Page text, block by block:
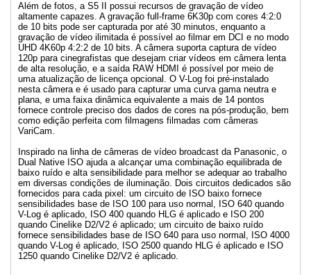
Além de fotos, a S5 II possui recursos de gravação de vídeo
altamente capazes. A gravação full-frame 6K30p com cores 4:2:0
de 10 bits pode ser capturada por até 30 minutos, enquanto a
gravação de vídeo ilimitada é possível ao filmar em DCI e no modo
UHD 4K60p 4:2:2 de 10 bits. A câmera suporta captura de vídeo
120p para cinegrafistas que desejam criar vídeos em câmera lenta
de alta resolução, e a saída RAW HDMI é possível por meio de
uma atualização de licença opcional. O V-Log foi pré-instalado
nesta câmera e é usado para capturar uma curva gama neutra e
plana, e uma faixa dinâmica equivalente a mais de 14 pontos
fornece controle preciso dos dados de cores na pós-produção, bem
como edição perfeita com filmagens filmadas com câmeras
VariCam.
Inspirado na linha de câmeras de vídeo broadcast da Panasonic, o
Dual Native ISO ajuda a alcançar uma combinação equilibrada de
baixo ruído e alta sensibilidade para melhor se adequar ao trabalho
em diversas condições de iluminação. Dois circuitos dedicados são
fornecidos para cada pixel: um circuito de ISO baixo fornece
sensibilidades base de ISO 100 para uso normal, ISO 640 quando
V-Log é aplicado, ISO 400 quando HLG é aplicado e ISO 200
quando Cinelike D2/V2 é aplicado; um circuito de baixo ruído
fornece sensibilidades base de ISO 640 para uso normal, ISO 4000
quando V-Log é aplicado, ISO 2500 quando HLG é aplicado e ISO
1250 quando Cinelike D2/V2 é aplicado.